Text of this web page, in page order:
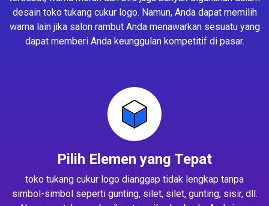
desain toko tukang cukur logo. Namun, Anda dapat memilih
warna lain jika salon rambut Anda menawarkan sesuatu yang
dapat memberi Anda keunggulan kompetitif di pasar.
Pilih Elemen yang Tepat
toko tukang cukur logo dianggap tidak lengkap tanpa
simbol-simbol seperti gunting, silet, silet, gunting, sisir, dll.